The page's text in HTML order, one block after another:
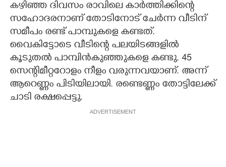
കഴിഞ്ഞ ദിവസം രാവിലെ കാർത്തിക്കിന്റെ
സഹോദരനാണ് തോടിനോട് ചേർന്ന വീടിന്
സമീപം രണ്ട് പാമ്പുകളെ കണ്ടത്.
വൈകിട്ടോടെ വീടിന്റെ പലയിടങ്ങളിൽ
കൂടുതൽ പാമ്പിൻകുഞ്ഞുകളെ കണ്ടു. 45
സെന്റിമീറ്ററോളം നീളം വരുന്നവയാണ്. അന്ന്
ആറെണ്ണം പിടിയിലായി. രണ്ടെണ്ണം തോട്ടിലേക്ക്
ചാടി രക്ഷപ്പെട്ടു.
ADVERTISEMENT